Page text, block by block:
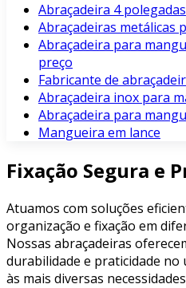
Abraçadeira 4 polegadas
Abraçadeiras metálicas
Abraçadeira para
preço
Fabricante de
Abraçadeira inox para
Abraçadeira para
Mangueira em lance
Fixação Segura e
Atuamos com soluções
organização e fixação em
Nossas abraçadeiras
durabilidade e praticidade no
às mais diversas